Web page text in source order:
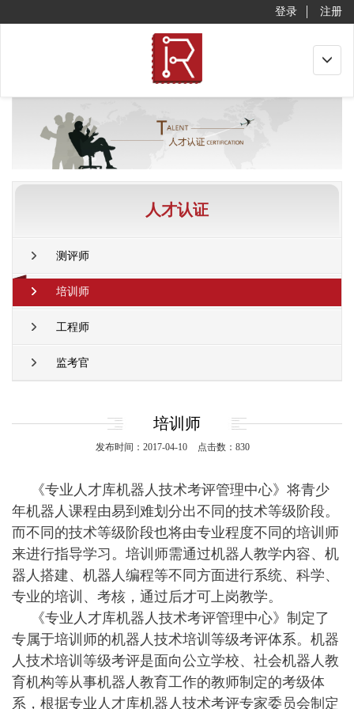
登录 注册
Toggle
人才认证
测评师
培训师
工程师
监考官
培训师
发布时间：2017-04-10 点击数：830
《专业人才库机器人技术考评管理中心》将青少
年机器人课程由易到难划分出不同的技术等级阶段。
而不同的技术等级阶段也将由专业程度不同的培训师
来进行指导学习。培训师需通过机器人教学内容、机
器人搭建、机器人编程等不同方面进行系统、科学、
专业的培训、考核，通过后才可上岗教学。
《专业人才库机器人技术考评管理中心》制定了
专属于培训师的机器人技术培训等级考评体系。机器
人技术培训等级考评是面向公立学校、社会机器人教
育机构等从事机器人教育工作的教师制定的考级体
系，根据专业人才库机器人技术考评专家委员会制定